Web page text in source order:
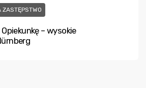
ZASTĘPSTWO
– wysokie